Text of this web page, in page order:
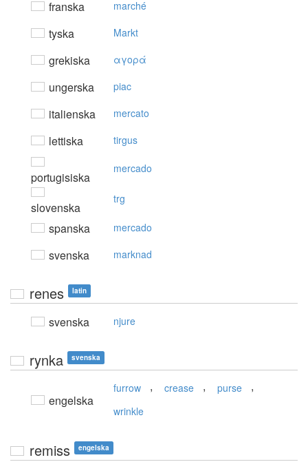
franska marché
tyska Markt
grekiska αγoρά
ungerska piac
italienska mercato
lettiska tirgus
portugisiska
mercado
slovenska
trg
spanska mercado
svenska marknad
renes latin
svenska njure
rynka svenska
engelska
furrow , crease , purse ,
wrinkle
remiss engelska